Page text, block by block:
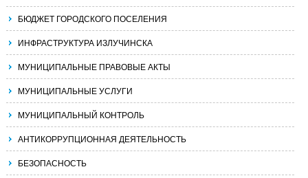
БЮДЖЕТ ГОРОДСКОГО ПОСЕЛЕНИЯ
ИНФРАСТРУКТУРА ИЗЛУЧИНСКА
МУНИЦИПАЛЬНЫЕ ПРАВОВЫЕ АКТЫ
МУНИЦИПАЛЬНЫЕ УСЛУГИ
МУНИЦИПАЛЬНЫЙ КОНТРОЛЬ
АНТИКОРРУПЦИОННАЯ ДЕЯТЕЛЬНОСТЬ
БЕЗОПАСНОСТЬ